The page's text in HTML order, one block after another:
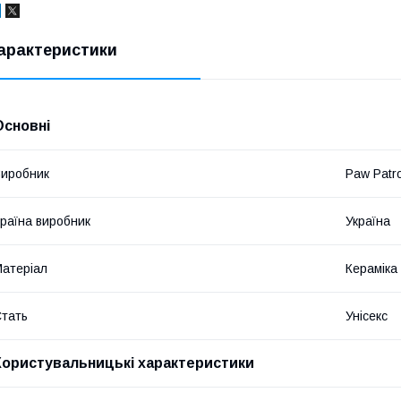
Paw
виробник Україна
Кераміка
Унісекс
характеристики